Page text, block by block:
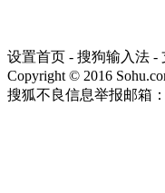
设置首页 - 搜狗输入法 -
Copyright © 2016
搜狐不良信息举报邮箱：